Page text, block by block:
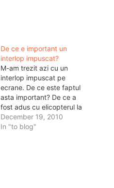
De ce e important un
interlop impuscat?
M-am trezit azi cu un
interlop impuscat pe
ecrane. De ce este faptul
asta important? De ce a
fost adus cu elicopterul la
Bucuresti interlopul asta?
De ce i se da asemenea
December 19, 2010
In "to blog"